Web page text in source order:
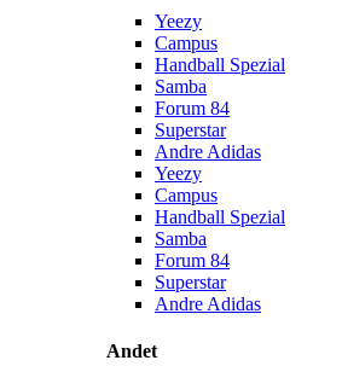
Yeezy
Campus
Handball Spezial
Samba
Forum 84
Superstar
Andre Adidas
Yeezy
Campus
Handball Spezial
Samba
Forum 84
Superstar
Andre Adidas
Andet